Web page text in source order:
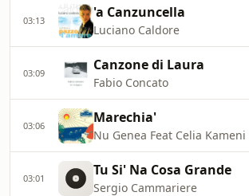
03:13 'a Canzuncella
Luciano Caldore
03:09 Canzone di Laura
Fabio Concato
03:06 Marechia'
Nu Genea Feat Celia Kameni
03:01 Tu Si' Na Cosa Grande
Sergio Cammariere